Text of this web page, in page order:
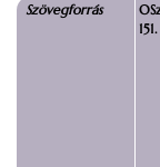
Szövegforrás